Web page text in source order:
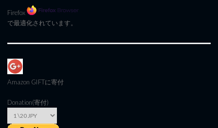
Firefox
で最適化されています。
Amazon GIFTに寄付
Donation(寄付)